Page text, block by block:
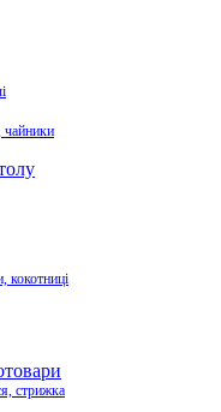
чайники
кокотниці
стрижка